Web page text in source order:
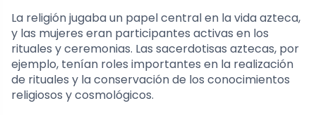
La religión jugaba un papel central en la vida azteca,
y las mujeres eran participantes activas en los
rituales y ceremonias. Las sacerdotisas aztecas, por
ejemplo, tenían roles importantes en la realización
de rituales y la conservación de los conocimientos
religiosos y cosmológicos.